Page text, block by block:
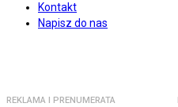
Kontakt
Napisz do nas
REKLAMA I PRENUMERATA